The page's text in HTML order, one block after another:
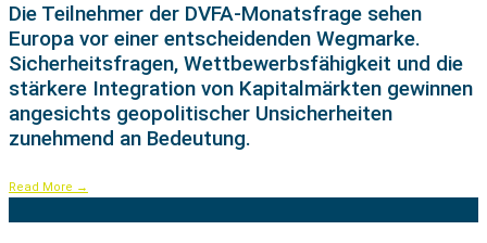
Die Teilnehmer der DVFA-Monatsfrage sehen
Europa vor einer entscheidenden Wegmarke.
Sicherheitsfragen, Wettbewerbsfähigkeit und die
stärkere Integration von Kapitalmärkten gewinnen
angesichts geopolitischer Unsicherheiten
zunehmend an Bedeutung.
Read More →